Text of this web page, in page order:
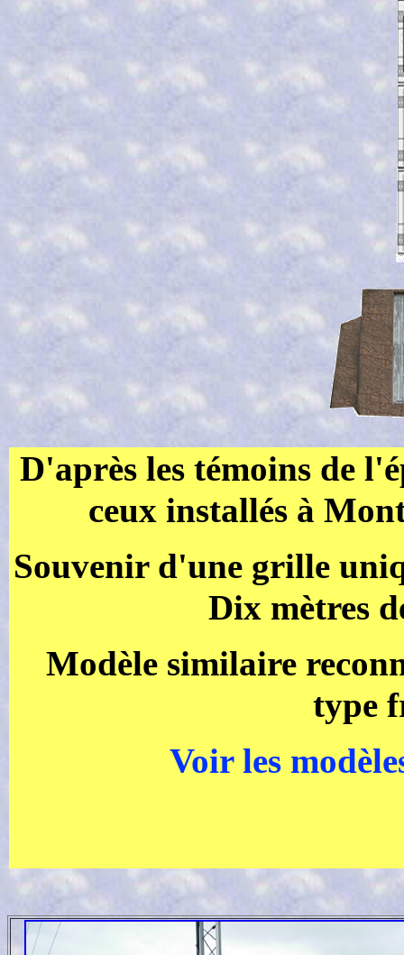
D'après les témoins de
ceux installés à
Souvenir d'une grille
Dix mètres
Modèle similaire
type
Voir les